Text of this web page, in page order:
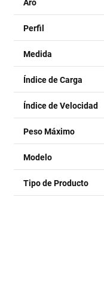
Aro
Perfil
Medida
Índice de Carga
Índice de Velocidad
Peso Máximo
Modelo
Tipo de Producto